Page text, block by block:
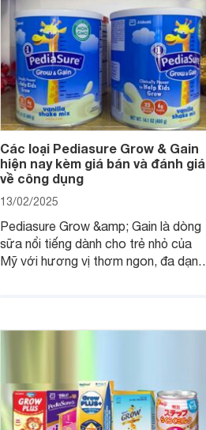
Meadow Fresh trên thị trường hiện
nay ra sao? Hãy cùng tìm hiểu ngay.
Các loại Pediasure Grow & Gain
hiện nay kèm giá bán và đánh giá
về công dụng
13/02/2025
Pediasure Grow &amp; Gain là dòng
sữa nổi tiếng dành cho trẻ nhỏ của
Mỹ với hương vị thơm ngon, đa dạng
Pediasure Grow &amp; Gain hiện nay